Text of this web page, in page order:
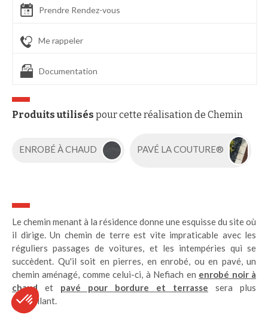
Prendre Rendez-vous
Me rappeler
Documentation
Produits utilisés pour cette réalisation de Chemin
ENROBÉ À CHAUD PAVÉ LA COUTURE®
Le chemin menant à la résidence donne une esquisse du site où
il dirige. Un chemin de terre est vite impraticable avec les
réguliers passages de voitures, et les intempéries qui se
succèdent. Qu'il soit en pierres, en enrobé, ou en pavé, un
chemin aménagé, comme celui-ci, à Nefiach en enrobé noir à
chaud et pavé pour bordure et terrasse sera plus
accueillant.